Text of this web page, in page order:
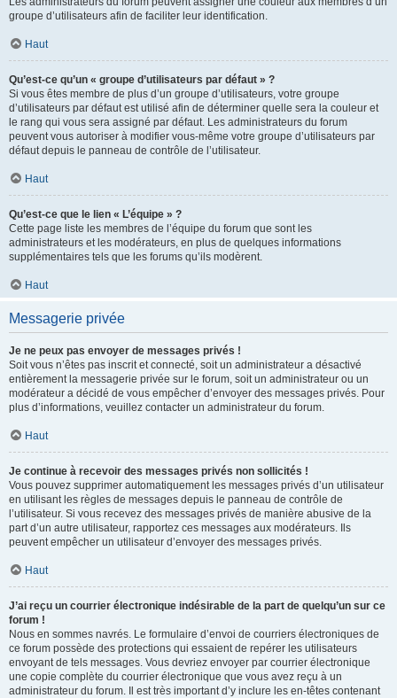
groupe d’utilisateurs afin de faciliter leur identification.
Haut
Qu’est-ce qu’un « groupe d’utilisateurs par défaut » ?
Si vous êtes membre de plus d’un groupe d’utilisateurs, votre groupe
d’utilisateurs par défaut est utilisé afin de déterminer quelle sera la couleur et
le rang qui vous sera assigné par défaut. Les administrateurs du forum
peuvent vous autoriser à modifier vous-même votre groupe d’utilisateurs par
défaut depuis le panneau de contrôle de l’utilisateur.
Haut
Qu’est-ce que le lien « L’équipe » ?
Cette page liste les membres de l’équipe du forum que sont les
administrateurs et les modérateurs, en plus de quelques informations
supplémentaires tels que les forums qu’ils modèrent.
Haut
Messagerie privée
Je ne peux pas envoyer de messages privés !
Soit vous n’êtes pas inscrit et connecté, soit un administrateur a désactivé
entièrement la messagerie privée sur le forum, soit un administrateur ou un
modérateur a décidé de vous empêcher d’envoyer des messages privés. Pour
plus d’informations, veuillez contacter un administrateur du forum.
Haut
Je continue à recevoir des messages privés non sollicités !
Vous pouvez supprimer automatiquement les messages privés d’un utilisateur
en utilisant les règles de messages depuis le panneau de contrôle de
l’utilisateur. Si vous recevez des messages privés de manière abusive de la
part d’un autre utilisateur, rapportez ces messages aux modérateurs. Ils
peuvent empêcher un utilisateur d’envoyer des messages privés.
Haut
J’ai reçu un courrier électronique indésirable de la part de quelqu’un sur ce
forum !
Nous en sommes navrés. Le formulaire d’envoi de courriers électroniques de
ce forum possède des protections qui essaient de repérer les utilisateurs
envoyant de tels messages. Vous devriez envoyer par courrier électronique
une copie complète du courrier électronique que vous avez reçu à un
administrateur du forum. Il est très important d’y inclure les en-têtes contenant